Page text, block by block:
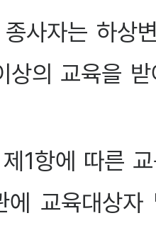
사자는 하상
상의 교육을
1항에 따른
에 교육대상